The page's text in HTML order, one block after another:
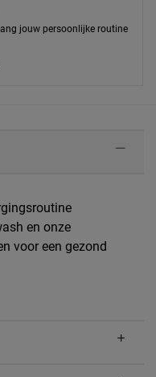
jouw persoonlijke routine
en onze
voor een gezond